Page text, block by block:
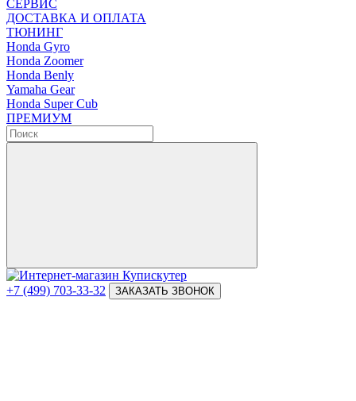
СЕРВИС
ДОСТАВКА И ОПЛАТА
ТЮНИНГ
Honda Gyro
Honda Zoomer
Honda Benly
Yamaha Gear
Honda Super Cub
ПРЕМИУМ
+7 (499) 703-33-32 ЗАКАЗАТЬ ЗВОНОК